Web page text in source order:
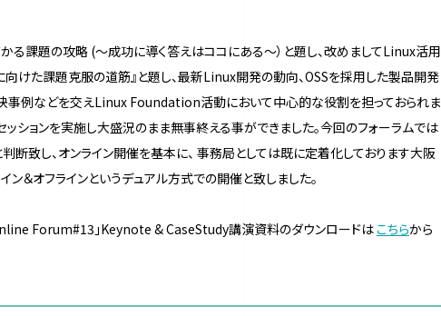
る課題の攻略 (～成功に導く答えはココにある～）と題し、改めましてLinux活用
けた課題克服の道筋』と題し、最新Linux開発の動向、OSSを採用した製品開発
事例などを交えLinux Foundation活動において中心的な役割を担っておられま
ッションを実施し大盛況のまま無事終える事ができました。今回のフォーラムでは
致し、オンライン開催を基本に、 事務局としては既に定着化しております大阪
＆オフラインというデュアル方式での開催と致しました。
Forum#13」Keynote & CaseStudy講演資料のダウンロードは こちらから